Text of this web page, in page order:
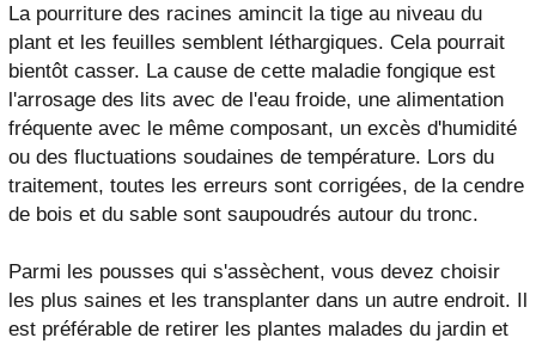
La pourriture des racines amincit la tige au niveau du
plant et les feuilles semblent léthargiques. Cela pourrait
bientôt casser. La cause de cette maladie fongique est
l'arrosage des lits avec de l'eau froide, une alimentation
fréquente avec le même composant, un excès d'humidité
ou des fluctuations soudaines de température. Lors du
traitement, toutes les erreurs sont corrigées, de la cendre
de bois et du sable sont saupoudrés autour du tronc.
Parmi les pousses qui s'assèchent, vous devez choisir
les plus saines et les transplanter dans un autre endroit. Il
est préférable de retirer les plantes malades du jardin et